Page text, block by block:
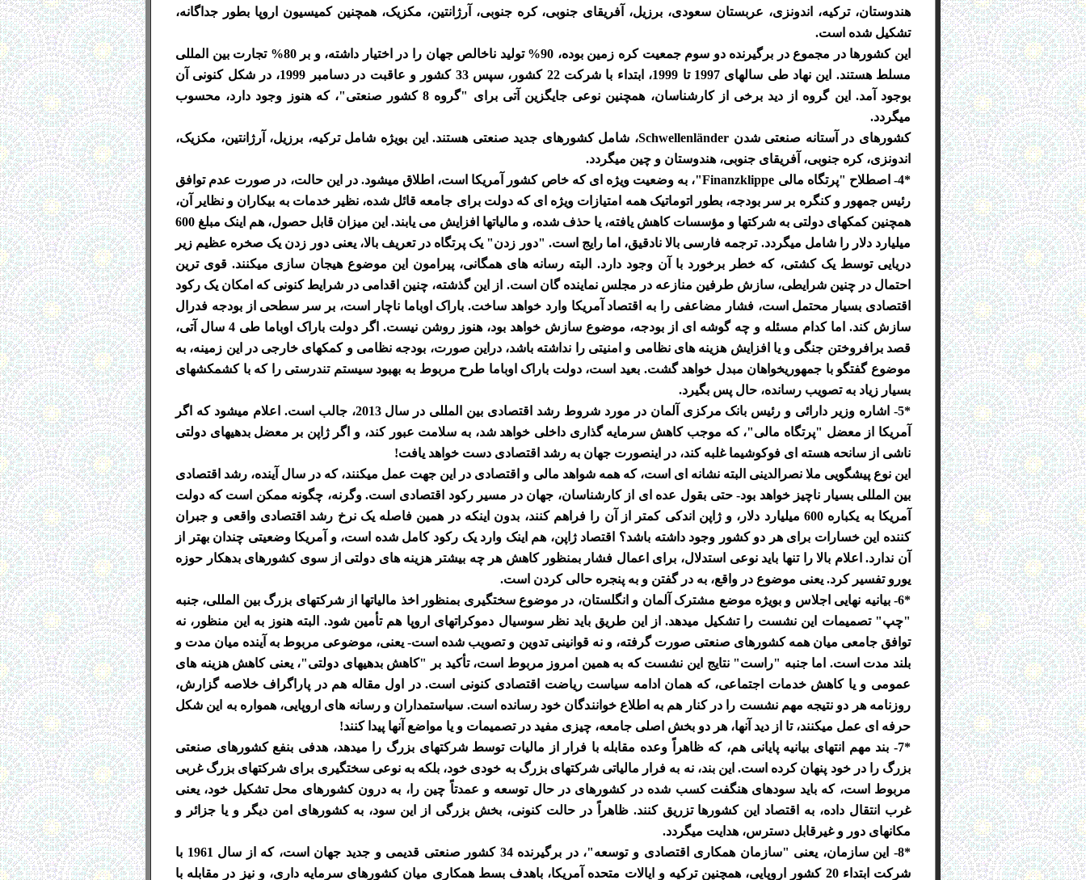
هندوستان، ترکیه، اندونزی، عربستان سعودی، برزیل، آفریقای جنوبی، کره جنوبی، آرژانتین، مکزیک، همچنین کمیسیون اروپا بطور جداگانه،
تشکیل شده است.
این کشورها در مجموع در برگیرنده دو سوم جمعیت کره زمین بوده، 90% تولید ناخالص جهان را در اختیار داشته، و بر 80% تجارت بین المللی
مسلط هستند. این نهاد طی سالهای 1997 تا 1999، ابتداء با شرکت 22 کشور، سپس 33 کشور و عاقبت در دسامبر 1999، در شکل کنونی آن
بوجود آمد. این گروه از دید برخی از کارشناسان، همچنین نوعی جایگزین آتی برای "گروه 8 کشور صنعتی"، که هنوز وجود دارد، محسوب
میگردد.
کشورهای در آستانه صنعتی شدن Schwellenländer، شامل کشورهای جدید صنعتی هستند. این بویژه شامل ترکیه، برزیل، آرژانتین، مکزیک،
اندونزی، کره جنوبی، آفریقای جنوبی، هندوستان و چین میگردد.
*4- اصطلاح "پرتگاه مالی Finanzklippe"، به وضعیت ویژه ای که خاص کشور آمریکا است، اطلاق میشود. در این حالت، در صورت عدم توافق
رئیس جمهور و کنگره بر سر بودجه، بطور اتوماتیک همه امتیازات ویژه ای که دولت برای جامعه قائل شده، نظیر خدمات به بیکاران و نظایر آن،
همچنین کمکهای دولتی به شرکتها و مؤسسات کاهش یافته، یا حذف شده، و مالیاتها افزایش می یابند. این میزان قابل حصول، هم اینک مبلغ 600
میلیارد دلار را شامل میگردد. ترجمه فارسی بالا نادقیق، اما رایج است. "دور زدن" یک پرتگاه در تعریف بالا، یعنی دور زدن یک صخره عظیم زیر
دریایی توسط یک کشتی، که خطر برخورد با آن وجود دارد. البته رسانه های همگانی، پیرامون این موضوع هیجان سازی میکنند. قوی ترین
احتمال در چنین شرایطی، سازش طرفین منازعه در مجلس نماینده گان است. از این گذشته، چنین اقدامی در شرایط کنونی که امکان یک رکود
اقتصادی بسیار محتمل است، فشار مضاعفی را به اقتصاد آمریکا وارد خواهد ساخت. باراک اوباما ناچار است، بر سر سطحی از بودجه فدرال
سازش کند. اما کدام مسئله و چه گوشه ای از بودجه، موضوع سازش خواهد بود، هنوز روشن نیست. اگر دولت باراک اوباما طی 4 سال آتی،
قصد برافروختن جنگی و یا افزایش هزینه های نظامی و امنیتی را نداشته باشد، دراین صورت، بودجه نظامی و کمکهای خارجی در این زمینه، به
موضوع گفتگو با جمهوریخواهان مبدل خواهد گشت. بعید است، دولت باراک اوباما طرح مربوط به بهبود سیستم تندرستی را که با کشمکشهای
بسیار زیاد به تصویب رسانده، حال پس بگیرد.
*5- اشاره وزیر دارائی و رئیس بانک مرکزی آلمان در مورد شروط رشد اقتصادی بین المللی در سال 2013، جالب است. اعلام میشود که اگر
آمریکا از معضل "پرتگاه مالی"، که موجب کاهش سرمایه گذاری داخلی خواهد شد، به سلامت عبور کند، و اگر ژاپن بر معضل بدهیهای دولتی
ناشی از سانحه هسته ای فوکوشیما غلبه کند، در اینصورت جهان به رشد اقتصادی دست خواهد یافت!
این نوع پیشگویی ملا نصرالدینی البته نشانه ای است، که همه شواهد مالی و اقتصادی در این جهت عمل میکنند، که در سال آینده، رشد اقتصادی
بین المللی بسیار ناچیز خواهد بود- حتی بقول عده ای از کارشناسان، جهان در مسیر رکود اقتصادی است. وگرنه، چگونه ممکن است که دولت
آمریکا به یکباره 600 میلیارد دلار، و ژاپن اندکی کمتر از آن را فراهم کنند، بدون اینکه در همین فاصله یک نرخ رشد اقتصادی واقعی و جبران
کننده این خسارات برای هر دو کشور وجود داشته باشد؟ اقتصاد ژاپن، هم اینک وارد یک رکود کامل شده است، و آمریکا وضعیتی چندان بهتر از
آن ندارد. اعلام بالا را تنها باید نوعی استدلال، برای اعمال فشار بمنظور کاهش هر چه بیشتر هزینه های دولتی از سوی کشورهای بدهکار حوزه
یورو تفسیر کرد. یعنی موضوع در واقع، به در گفتن و به پنجره حالی کردن است.
*6- بیانیه نهایی اجلاس و بویژه موضع مشترک آلمان و انگلستان، در موضوع سختگیری بمنظور اخذ مالیاتها از شرکتهای بزرگ بین المللی، جنبه
"چپ" تصمیمات این نشست را تشکیل میدهد. از این طریق باید نظر سوسیال دموکراتهای اروپا هم تأمین شود. البته هنوز به این منظور، نه
توافق جامعی میان همه کشورهای صنعتی صورت گرفته، و نه قوانینی تدوین و تصویب شده است- یعنی، موضوعی مربوط به آینده میان مدت و
بلند مدت است. اما جنبه "راست" نتایج این نشست که به همین امروز مربوط است، تأکید بر "کاهش بدهیهای دولتی"، یعنی کاهش هزینه های
عمومی و یا کاهش خدمات اجتماعی، که همان ادامه سیاست ریاضت اقتصادی کنونی است. در اول مقاله هم در پاراگراف خلاصه گزارش،
روزنامه هر دو نتیجه مهم نشست را در کنار هم به اطلاع خوانندگان خود رسانده است. سیاستمداران و رسانه های اروپایی، همواره به این شکل
حرفه ای عمل میکنند، تا از دید آنها، هر دو بخش اصلی جامعه، چیزی مفید در تصمیمات و یا مواضع آنها پیدا کنند!
*7- بند مهم انتهای بیانیه پایانی هم، که ظاهراً وعده مقابله با فرار از مالیات توسط شرکتهای بزرگ را میدهد، هدفی بنفع کشورهای صنعتی
بزرگ را در خود پنهان کرده است. این بند، نه به فرار مالیاتی شرکتهای بزرگ به خودی خود، بلکه به نوعی سختگیری برای شرکتهای بزرگ غربی
مربوط است، که باید سودهای هنگفت کسب شده در کشورهای در حال توسعه و عمدتاً چین را، به درون کشورهای محل تشکیل خود، یعنی
غرب انتقال داده، به اقتصاد این کشورها تزریق کنند. ظاهراً در حالت کنونی، بخش بزرگی از این سود، به کشورهای امن دیگر و یا جزائر و
مکانهای دور و غیرقابل دسترس، هدایت میگردد.
*8- این سازمان، یعنی "سازمان همکاری اقتصادی و توسعه"، در برگیرنده 34 کشور صنعتی قدیمی و جدید جهان است، که از سال 1961 با
شرکت ابتداء 20 کشور اروپایی، همچنین ترکیه و ایالات متحده آمریکا، باهدف بسط همکاری میان کشورهای سرمایه داری، و نیز در مقابله با